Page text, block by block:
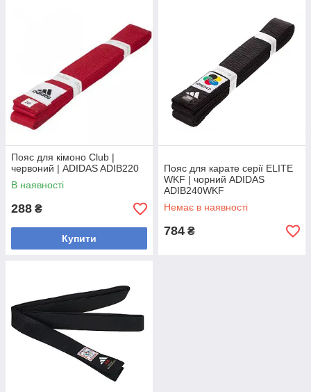
Пояс для кімоно Club |
червоний | ADIDAS ADIB220
В наявності
288 ₴
Купити
Пояс для карате серії ELITE
WKF | чорний ADIDAS
ADIB240WKF
Немає в наявності
784 ₴